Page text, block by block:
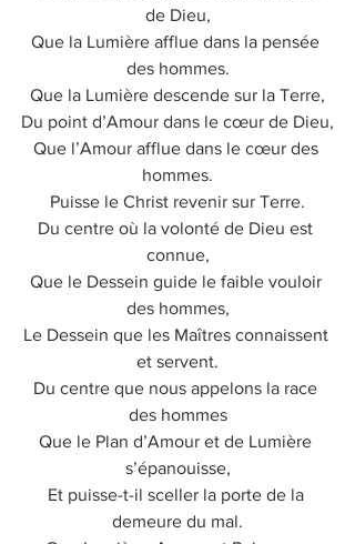
de Dieu,
Que la Lumière afflue dans la pensée
des hommes.
Que la Lumière descende sur la Terre,
Du point d’Amour dans le cœur de Dieu,
Que l’Amour afflue dans le cœur des
hommes.
Puisse le Christ revenir sur Terre.
Du centre où la volonté de Dieu est
connue,
Que le Dessein guide le faible vouloir
des hommes,
Le Dessein que les Maîtres connaissent
et servent.
Du centre que nous appelons la race
des hommes
Que le Plan d’Amour et de Lumière
s’épanouisse,
Et puisse-t-il sceller la porte de la
demeure du mal.